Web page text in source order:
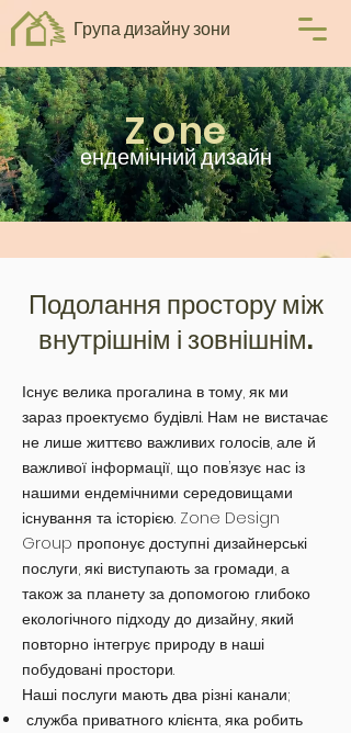
Група дизайну зони
Zone
ендемічний дизайн
Подолання простору між
внутрішнім і зовнішнім.
Існує велика прогалина в тому, як ми
зараз проектуємо будівлі. Нам не вистачає
не лише життєво важливих голосів, але й
важливої інформації, що пов’язує нас із
нашими ендемічними середовищами
існування та історією. Zone Design
Group пропонує доступні дизайнерські
послуги, які виступають за громади, а
також за планету за допомогою глибоко
екологічного підходу до дизайну, який
повторно інтегрує природу в наші
побудовані простори.
Наші послуги мають два різні канали;
служба приватного клієнта, яка робить